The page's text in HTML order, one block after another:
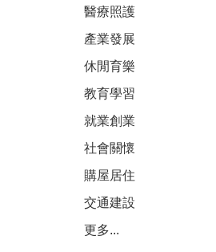
醫療照護
產業發展
休閒育樂
教育學習
就業創業
社會關懷
購屋居住
交通建設
更多...